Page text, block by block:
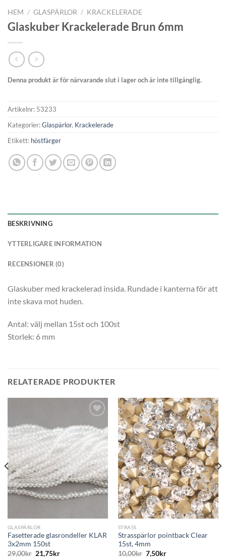
HEM / GLASPÄRLOR / KRACKELERADE
Glaskuber Krackelerade Brun 6mm
Denna produkt är för närvarande slut i lager och är inte tillgänglig.
Artikelnr: 53233
Kategorier:Glaspärlor, Krackelerade
Etikett: höstfärger
BESKRIVNING
YTTERLIGARE INFORMATION
RECENSIONER (0)
Glaskuber med krackelerad insida. Rundade i kanterna för att
inte skava mot huden.
Antal: välj mellan 15st och 100st
Storlek: 6 mm
RELATERADE PRODUKTER
Lägg
önskelistan
GLASPÄRLOR
Fasetterade glasrondeller KLAR
3x2mm 150st
29,00kr 21,75kr
Lägg
till i
önskelistan
STRASS
Strasspärlor pointback Clear
15st, 4mm
10,00kr 7,50kr